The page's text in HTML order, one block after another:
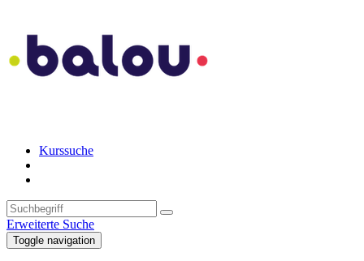
Kurssuche
Erweiterte Suche
Toggle navigation